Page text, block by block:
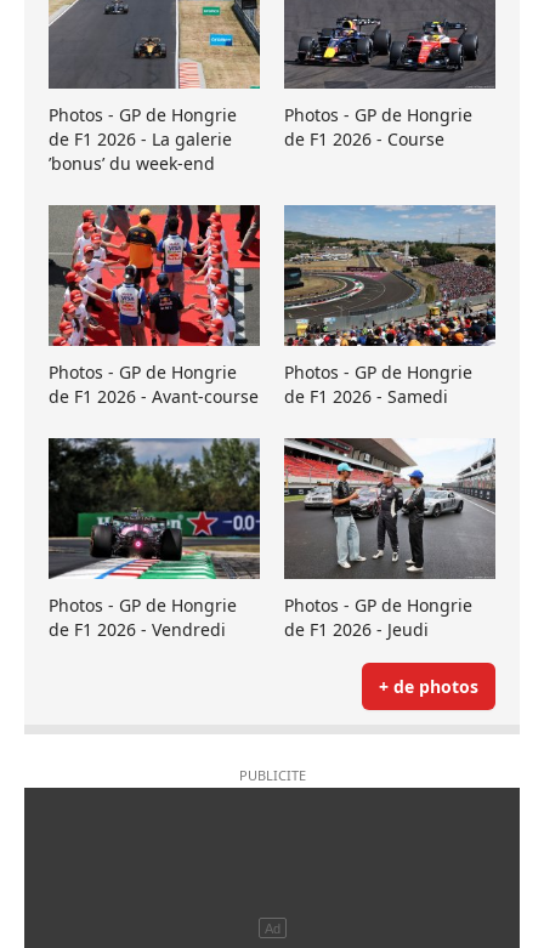
Photos - GP de Hongrie
de F1 2026 - La galerie
’bonus’ du week-end
Photos - GP de Hongrie
de F1 2026 - Course
Photos - GP de Hongrie
de F1 2026 - Avant-course
Photos - GP de Hongrie
de F1 2026 - Samedi
Photos - GP de Hongrie
de F1 2026 - Vendredi
Photos - GP de Hongrie
de F1 2026 - Jeudi
+ de photos